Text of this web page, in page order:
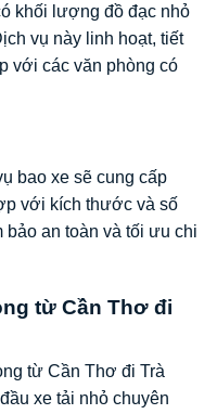
khối lượng đồ đạc nhỏ
vụ này linh hoạt, tiết
với các văn phòng có
bao xe sẽ cung cấp
với kích thước và số
bảo an toàn và tối ưu chi
từ Cần Thơ đi
từ Cần Thơ đi Trà
xe tải nhỏ chuyên